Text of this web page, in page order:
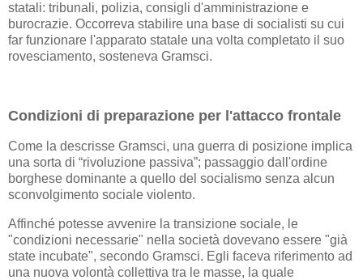
statali: tribunali, polizia, consigli d'amministrazione e
burocrazie. Occorreva stabilire una base di socialisti su cui
far funzionare l'apparato statale una volta completato il suo
rovesciamento, sosteneva Gramsci.
Condizioni di preparazione per l'attacco frontale
Come la descrisse Gramsci, una guerra di posizione implica
una sorta di “rivoluzione passiva”; passaggio dall'ordine
borghese dominante a quello del socialismo senza alcun
sconvolgimento sociale violento.
Affinché potesse avvenire la transizione sociale, le
"condizioni necessarie" nella società dovevano essere "già
state incubate", secondo Gramsci. Egli faceva riferimento ad
una nuova volontà collettiva tra le masse, la quale